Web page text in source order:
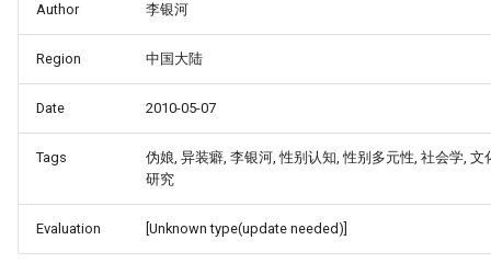
Author 李银河
Region 中国大陆
Date 2010-05-07
Tags
伪娘, 异装癖, 李银河, 性别认知, 性别多元性, 社会学, 文
研究
Evaluation [Unknown type(update needed)]